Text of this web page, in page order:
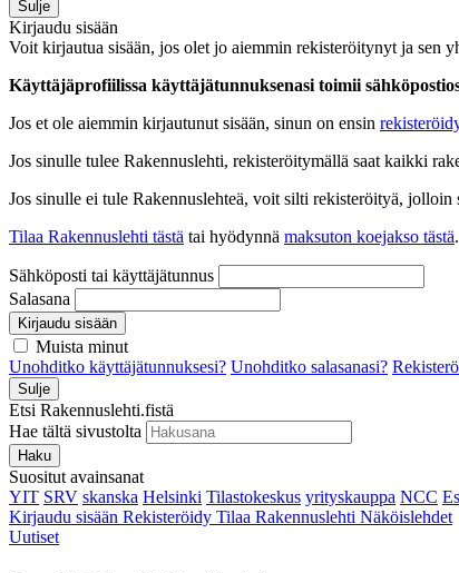
Sulje
Kirjaudu sisään
Voit kirjautua sisään, jos olet jo aiemmin rekisteröitynyt ja sen
Käyttäjäprofiilissa käyttäjätunnuksenasi toimii
Jos et ole aiemmin kirjautunut sisään, sinun on ensin
Jos sinulle tulee Rakennuslehti, rekisteröitymällä saat kaikki
Jos sinulle ei tule Rakennuslehteä, voit silti rekisteröityä,
Tilaa Rakennuslehti tästä tai hyödynnä maksuton koejakso tästä.
Sähköposti tai käyttäjätunnus
Salasana
Kirjaudu sisään
Muista minut
Unohditko käyttäjätunnuksesi? Unohditko salasanasi?
Sulje
Etsi Rakennuslehti.fistä
Hae tältä sivustolta
Haku
Suositut avainsanat
YIT SRV skanska Helsinki Tilastokeskus yrityskauppa NCC
Kirjaudu sisään Rekisteröidy Tilaa Rakennuslehti Näköislehdet
Uutiset